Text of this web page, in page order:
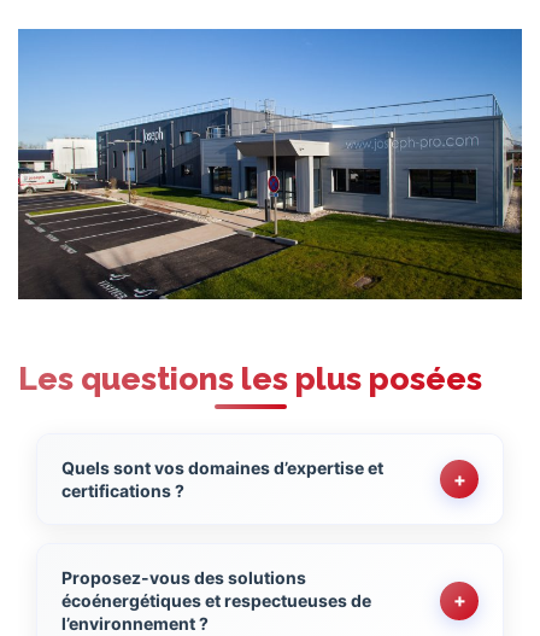
Les questions les plus posées
Quels sont vos domaines d’expertise et
certifications ?
+
Proposez-vous des solutions
écoénergétiques et respectueuses de
l’environnement ?
+